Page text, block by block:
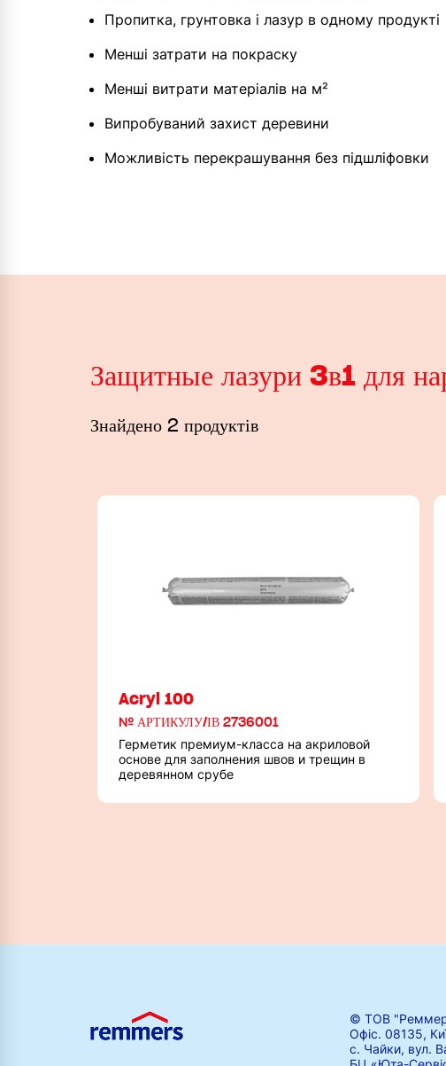
Пропитка, грунтовка і лазур в одному продукті
Менші затрати на покраску
Менші витрати матеріалів на м²
Випробуваний захист деревини
Можливість перекрашування без підшліфовки
Защитные лазури 3в1 для
Знайдено 2 продуктів
Acryl 100
№ АРТИКУЛУ/ІВ 2736001
Герметик премиум-класса на акриловой
основе для заполнения швов и трещин в
деревянном срубе
© ТОВ
Офіс. 08135,
с. Чайки, вул.